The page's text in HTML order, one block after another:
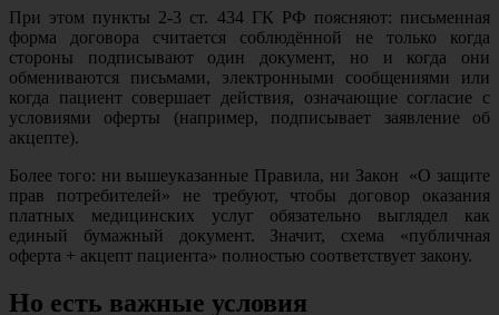
При этом пункты 2-3 ст. 434 ГК РФ поясняют: письменная
форма договора считается соблюдённой не только когда
стороны подписывают один документ, но и когда они
обмениваются письмами, электронными сообщениями или
когда пациент совершает действия, означающие согласие с
условиями оферты (например, подписывает заявление об
акцепте).
Более того: ни вышеуказанные Правила, ни Закон «О защите
прав потребителей» не требуют, чтобы договор оказания
платных медицинских услуг обязательно выглядел как
единый бумажный документ. Значит, схема «публичная
оферта + акцепт пациента» полностью соответствует закону.
Но есть важные условия